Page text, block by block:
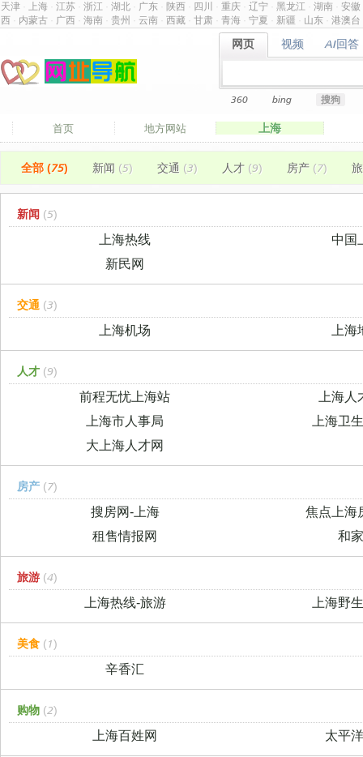
天津 上海 江苏 浙江 湖北 广东 陕西 四川 重庆 辽宁 黑龙江 湖南 安徽
西
内蒙古 广西 海南 贵州 云南 西藏 甘肃 青海 宁夏 新疆 山东 港澳台
网页
网页 视频
视频 AI回答
AI回答
360 bing 搜狗
首页 地方网站 上海
全部 (75) 新闻 (5) 交通 (3) 人才 (9) 房产 (7)
新闻 (5)
上海热线
中国
新民网
交通 (3)
上海机场 上海
人才 (9)
前程无忧上海站
上海人
上海市人事局
上海卫
大上海人才网
房产 (7)
搜房网-上海
焦点上海
租售情报网
和
旅游 (4)
上海热线-旅游 上海野
美食 (1)
辛香汇
购物 (2)
上海百姓网 太平